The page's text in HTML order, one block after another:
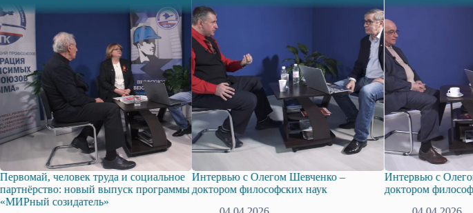
Первомай, человек труда и социальное
партнёрство: новый выпуск программы
«МИРный созидатель»
Интервью с Олегом Шевченко –
доктором философских наук
Интервью с
доктором